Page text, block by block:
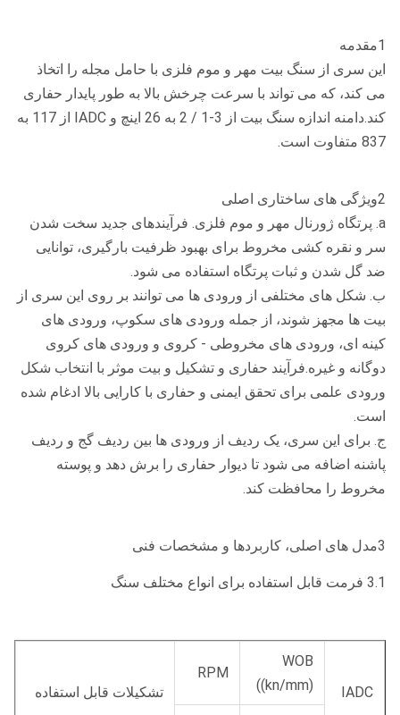
1مقدمه
این سری از سنگ بیت مهر و موم فلزی با حامل مجله را اتخاذ
می کند، که می تواند با سرعت چرخش بالا به طور پایدار حفاری
کند.دامنه اندازه سنگ بیت از 3-1 / 2 به 26 اینچ و IADC از 117 به
837 متفاوت است.
2ویژگی های ساختاری اصلی
a. پرتگاه ژورنال مهر و موم فلزی. فرآیندهای جدید سخت شدن
سر و نقره کشی مخروط برای بهبود ظرفیت بارگیری، توانایی
ضد گل شدن و ثبات پرتگاه استفاده می شود.
ب. شکل های مختلفی از ورودی ها می توانند بر روی این سری از
بیت ها مجهز شوند، از جمله ورودی های سکوپ، ورودی های
کینه ای، ورودی های مخروطی - کروی و ورودی های کروی
دوگانه و غیره.فرآیند حفاری و تشکیل و بیت موثر با انتخاب شکل
ورودی علمی برای تحقق ایمنی و حفاری با کارایی بالا ادغام شده
است.
ج. برای این سری، یک ردیف از ورودی ها بین ردیف گج و ردیف
پاشنه اضافه می شود تا دیوار حفاری را برش دهد و پوسته
مخروط را محافظت کند.
3مدل های اصلی، کاربردها و مشخصات فنی
3.1 فرمت قابل استفاده برای انواع مختلف سنگ
IADC
WOB
((kn/mm)
RPM
تشکیلات قابل استفاده